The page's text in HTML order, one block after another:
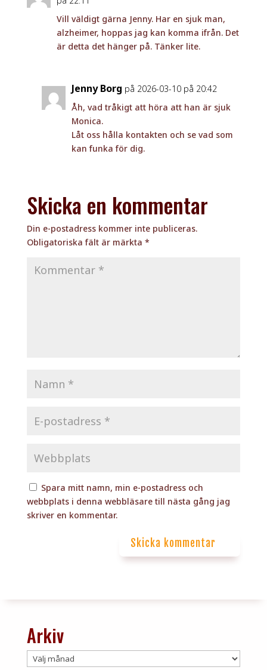
Vill väldigt gärna Jenny. Har en sjuk man,
alzheimer, hoppas jag kan komma ifrån. Det
är detta det hänger på. Tänker lite.
Jenny Borg på 2026-03-10 på 20:42
Åh, vad tråkigt att höra att han är sjuk
Monica.
Låt oss hålla kontakten och se vad som
kan funka för dig.
Skicka en kommentar
Din e-postadress kommer inte publiceras.
Obligatoriska fält är märkta *
Spara mitt namn, min e-postadress och
webbplats i denna webbläsare till nästa gång jag
skriver en kommentar.
Skicka kommentar
Arkiv
Arkiv